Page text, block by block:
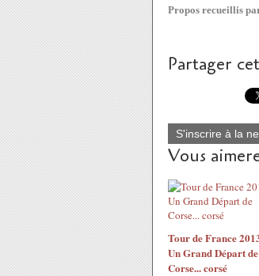
Propos recueillis
Partager
S'inscrire à la
Vous
Tour de France
Un Grand Départ de
Corse... corsé